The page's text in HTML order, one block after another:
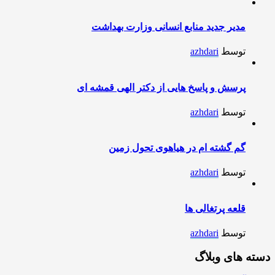
مدیر جدید منابع انسانی وزارت بهداشت
توسط azhdari
پرسش و پاسخ هایی از دکتر الهی قمشه ای
توسط azhdari
گم گشته ام در هیاهوی تحول زمین
توسط azhdari
قلعه پرتغالی ها
توسط azhdari
دسته های وبلاگ